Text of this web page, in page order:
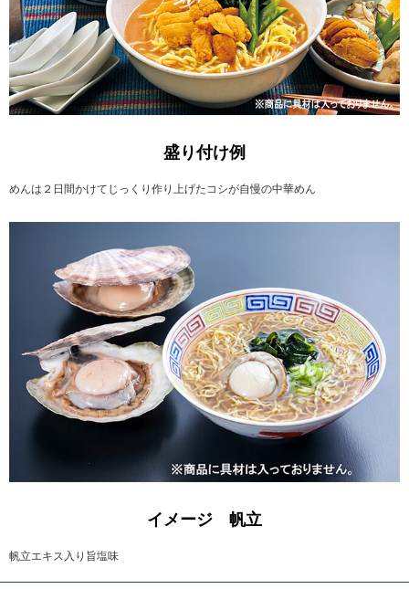
盛り付け例
めんは２日間かけてじっくり作り上げたコシが自慢の中華めん
イメージ 帆立
帆立エキス入り旨塩味